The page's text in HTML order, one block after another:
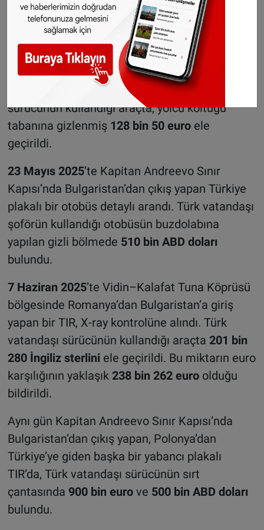
vatandaşı sürücü, Hollanda’dan Türkiye’ye yük
taşıdığını beyan etti.
8 Mayıs 2025’te Vidin / Danube Bridge II
bölgesinde yapılan kontrolde, Danimarka’dan
Irak’a giden bir TIR durduruldu. Türk vatandaşı
sürücünün kullandığı araçta, yolcu koltuğu
tabanına gizlenmiş 128 bin 50 euroele
geçirildi.
23 Mayıs 2025’te Kapitan Andreevo Sınır
Kapısı’nda Bulgaristan’dan çıkış yapan Türkiye
plakalı bir otobüs detaylı arandı. Türk vatandaşı
şoförün kullandığı otobüsün buzdolabına
yapılan gizli bölmede 510 bin ABD doları
bulundu.
7 Haziran 2025’te Vidin–Kalafat Tuna Köprüsü
bölgesinde Romanya’dan Bulgaristan’a giriş
yapan bir TIR, X-ray kontrolüne alındı. Türk
vatandaşı sürücünün kullandığı araçta 201 bin
280 İngiliz sterlini ele geçirildi. Bu miktarın euro
karşılığının yaklaşık 238 bin 262 euro olduğu
bildirildi.
Aynı gün Kapitan Andreevo Sınır Kapısı’nda
Bulgaristan’dan çıkış yapan, Polonya’dan
Türkiye’ye giden başka bir yabancı plakalı
TIR’da, Türk vatandaşı sürücünün sırt
çantasında 900 bin eurove 500 bin ABD doları
bulundu.